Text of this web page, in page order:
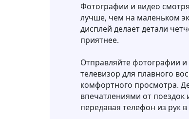
Фотографии и видео
лучше, чем на маленьком
дисплей делает детали
приятнее.
Отправляйте фотографии
телевизор для плавного
комфортного просмотра.
впечатлениями от
передавая телефон из рук